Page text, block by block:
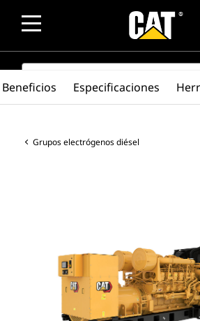
SEARCH
Grupos electrógenos diésel
Beneficios Especificaciones